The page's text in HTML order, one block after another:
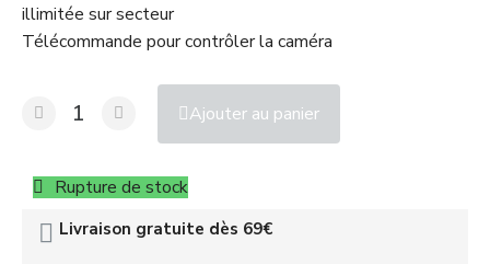
illimitée sur secteur
Télécommande pour contrôler la caméra
Ajouter au panier
Rupture de stock
Livraison gratuite dès 69€